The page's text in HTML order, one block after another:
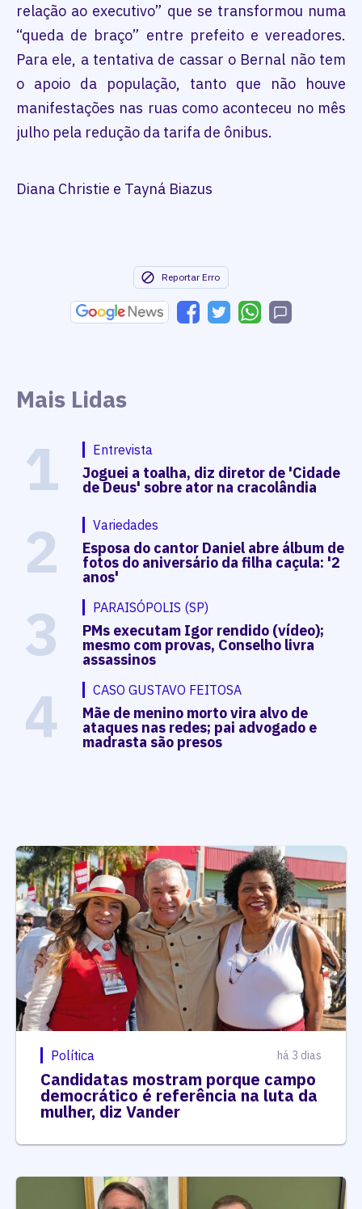
relação ao executivo” que se transformou numa
“queda de braço” entre prefeito e vereadores.
Para ele, a tentativa de cassar o Bernal não tem
o apoio da população, tanto que não houve
manifestações nas ruas como aconteceu no mês
julho pela redução da tarifa de ônibus.
Diana Christie e Tayná Biazus
Reportar Erro
Mais Lidas
1 Entrevista
Joguei a toalha, diz diretor de 'Cidade
de Deus' sobre ator na cracolândia
2 Variedades
Esposa do cantor Daniel abre álbum de
fotos do aniversário da filha caçula: '2
anos'
3 PARAISÓPOLIS (SP)
PMs executam Igor rendido (vídeo);
mesmo com provas, Conselho livra
assassinos
4 CASO GUSTAVO FEITOSA
Mãe de menino morto vira alvo de
ataques nas redes; pai advogado e
madrasta são presos
Política há 3 dias
Candidatas mostram porque campo
democrático é referência na luta da
mulher, diz Vander